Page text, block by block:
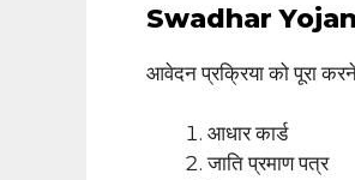
Swadhar
आवेदन प्रक्रिया को पूरा
आधार कार्ड
जाति प्रमाण पत्र